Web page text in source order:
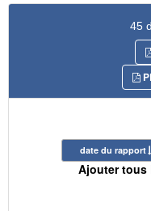
45
date du rapport
Ajouter tous